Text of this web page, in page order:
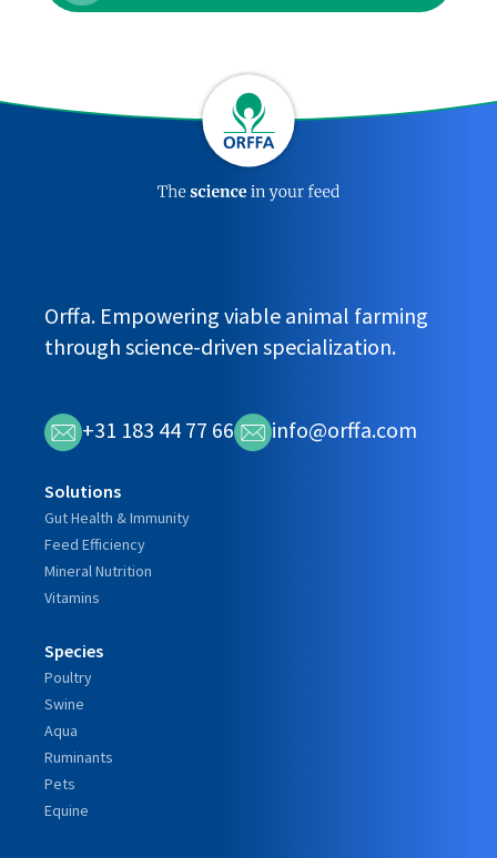
Orffa. Empowering viable animal farming
through science-driven specialization.
+31 183 44 77 66 info@orffa.com
Solutions
Gut Health & Immunity
Feed Efficiency
Mineral Nutrition
Vitamins
Species
Poultry
Swine
Aqua
Ruminants
Pets
Equine